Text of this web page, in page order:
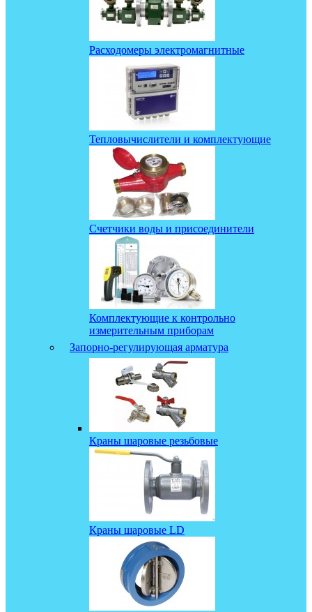
Расходомеры электромагнитные
Тепловычислители и комплектующие
Счетчики воды и присоединители
Комплектующие к контрольно
измерительным приборам
Запорно-регулирующая арматура
Краны шаровые резьбовые
Краны шаровые LD